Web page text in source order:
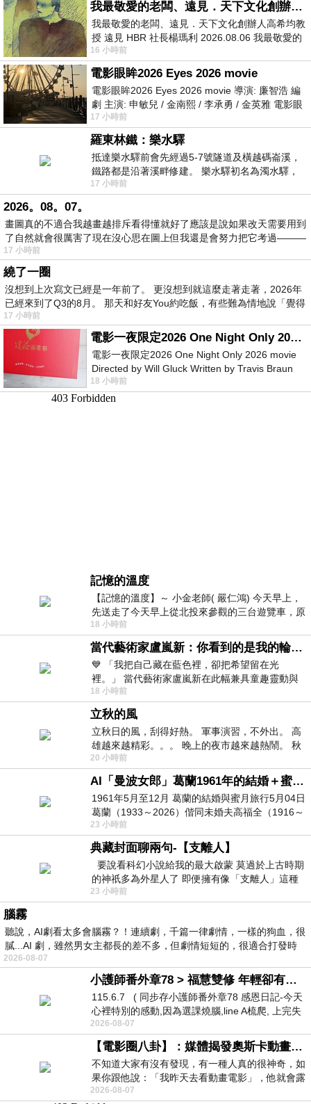
我最敬愛的老闆、遠見．天下文化創辦人高希均教授
我最敬愛的老闆、遠見．天下文化創辦人高希均教
授 遠見 HBR 社長楊瑪利 2026.08.06 我最敬愛的
老闆、遠見．天下文化創辦人高希均教
16 小時前
電影眼眸2026 Eyes 2026 movie
電影眼眸2026 Eyes 2026 movie 導演: 廉智浩 編
劇 主演: 申敏兒 / 金南熙 / 李承勇 / 金英雅 電影眼
眸2026描述攝影師徐珍因遺
17 小時前
羅東林鐵：樂水驛
抵達樂水驛前會先經過5-7號隧道及橫越碼崙溪，
鐵路都是沿著溪畔修建。 樂水驛初名為濁水驛，
但因與臺鐵集集線車站同名，於1953
17 小時前
2026。08。07。
畫圖真的不適合我越畫越排斥看得懂就好了應該是說如果改天需要用到
了自然就會很厲害了現在沒心思在圖上但我還是會努力把它考過———
17 小時前
繞了一圈
沒想到上次寫文已經是一年前了。 更沒想到就這麼走著走著，2026年
已經來到了Q3的8月。 那天和好友You約吃飯，有些難為情地說「覺得
17 小時前
電影一夜限定2026 One Night Only 2026 movie
電影一夜限定2026 One Night Only 2026 movie
Directed by Will Gluck Written by Travis Braun
Starring Monica Barbaro
18 小時前
記憶的溫度
【記憶的溫度】～ 小金老師( 嚴仁鴻) 今天早上，
先送走了今天早上從北投來參觀的三台遊覽車，原
以為展場已經差不多要安靜下來，卻發
18 小時前
當代藝術家盧嵐新：你看到的是我的輪廓，還是你的故事？——藏在藍色裡的希望與光
💙 「我把自己藏在藍色裡，卻把希望留在光
裡。」 當代藝術家盧嵐新在此幅兼具童趣靈動與
抽象韻味的新作中，用湛藍的羽翼般色塊包覆著
18 小時前
立秋的風
立秋日的風，刮得好熱。 軍事演習，不外出。 高
雄越來越精彩。。。 晚上的夜市越來越熱鬧。 秋
天的風刮得很熱 夜遊消暑熱。。。
20 小時前
AI「曼波女郎」葛蘭1961年的結婚＋蜜月旅行 #戀上老電影 #葛蘭 #粟子
1961年5月至12月 葛蘭的結婚與蜜月旅行5月04日
葛蘭（1933～2026）偕同未婚夫高福全（1916～
2004）乘郵輪赴倫敦6月15日於英國倫敦St.S
23 小時前
典藏封面聊兩句-【支離人】
要說看科幻小說給我的最大啟蒙 莫過於上古時期
的神祇多為外星人了 即便擁有像「支離人」這種
驚世駭俗的神通法門 也未必讀
23 小時前
腦霧
聽說，AI劇看太多會腦霧？！連續劇，千篇一律劇情，一樣的狗血，很
膩...AI 劇，雖然男女主都長的差不多，但劇情短短的，很適合打發時
2026-08-07
小護師番外章78 > 福慧雙修 年輕卻有個老靈魂 ㄑ金剛經〉podcast
115.6.7 ( 同步存小護師番外章78 感恩日記-今天
心裡特別的感動,因為選課燒腦,line A梳爬, 上完失
智課的她,特來傾
2026-08-07
【電影圈八卦】：媒體揭發奧斯卡動畫項目投票醜聞！好萊塢為什麼看不起動畫電影？
不知道大家有沒有發現，有一種人真的很神奇，如
果你跟他說：「我昨天去看動畫電影」，他就會露
出一種慈祥的微笑，然後問你是不是陪小
2026-08-07